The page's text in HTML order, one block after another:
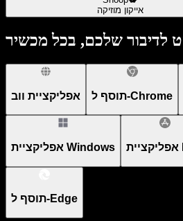
אייקון מוזיקה
לדיבור שלכם, בכל מכשיר
אפליקציית ווב תוסף ל-Chrome
אפליקציית Windows
תוסף ל-Edge